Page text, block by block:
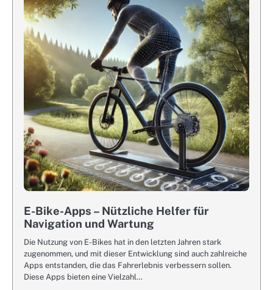
E-Bike-Apps – Nützliche Helfer für
Navigation und Wartung
Die Nutzung von E-Bikes hat in den letzten Jahren stark
zugenommen, und mit dieser Entwicklung sind auch zahlreiche
Apps entstanden, die das Fahrerlebnis verbessern sollen.
Diese Apps bieten eine Vielzahl…